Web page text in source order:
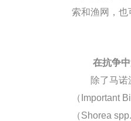
索和渔网，也
在抗争
除了马
（Important
（Shorea